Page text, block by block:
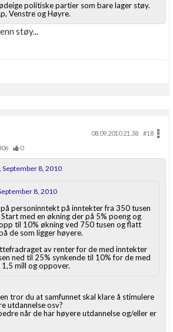
politiske partier som bare lager støy.
Venstre og Høyre.
støy...
08.09.2010 21.38
#18
0
September 8, 2010
8, 2010
personinntekt på inntekter fra 350 tusen
med en økning der på 5% poeng og
til 10% økning ved 750 tusen og flatt
de som ligger høyere.
av renter for de med inntekter
ned til 25% synkende til 10% for de med
mill og oppover.
tror du at samfunnet skal klare å stimulere
utdannelse osv?
når de har høyere utdannelse og/eller er